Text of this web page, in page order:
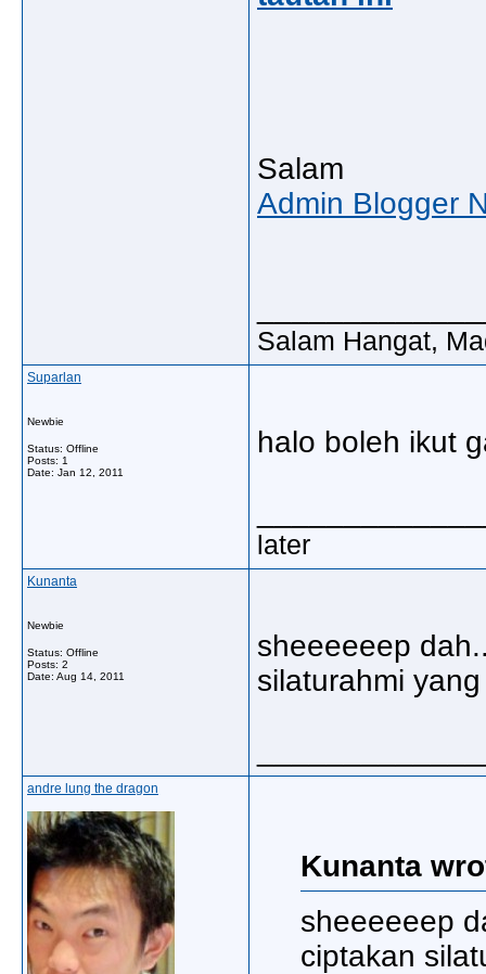
Salam
Admin Blogger
Salam Hangat,
Suparlan
Newbie
Status: Offline
Posts: 1
Date: Jan 12, 2011
halo boleh ikut
later
Kunanta
Newbie
Status: Offline
Posts: 2
Date: Aug 14, 2011
sheeeeeep
silaturahmi
andre lung the dragon
Kunanta
sheeeeeep
ciptakan